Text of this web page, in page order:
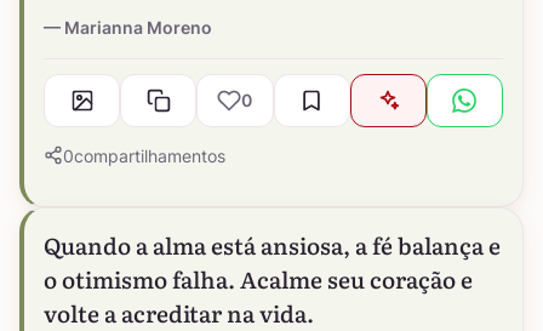
Marianna Moreno
0
0compartilhamentos
Quando a alma está ansiosa, a fé balança e
o otimismo falha. Acalme seu coração e
volte a acreditar na vida.